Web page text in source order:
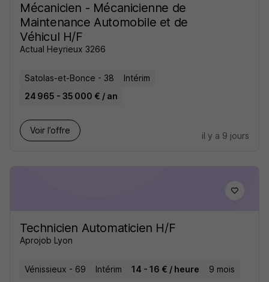
Mécanicien - Mécanicienne de
Maintenance Automobile et de
Véhicul H/F
Actual Heyrieux 3266
Satolas-et-Bonce - 38
Intérim
24 965 - 35 000 € / an
Voir l’offre
il y a 9 jours
Technicien Automaticien H/F
Aprojob Lyon
Vénissieux - 69 Intérim 14 - 16 € / heure 9 mois